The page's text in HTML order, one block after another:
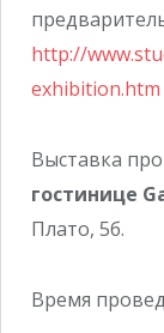
http://
exhibition.htm
Выставка
гостинице
Плато, 5б.
Время